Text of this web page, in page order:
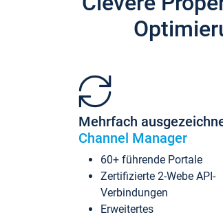
Mehrfach
Channel Manager
60+ führende Portale
Zertifizierte 2-Webe API-
Verbindungen
Erweitertes